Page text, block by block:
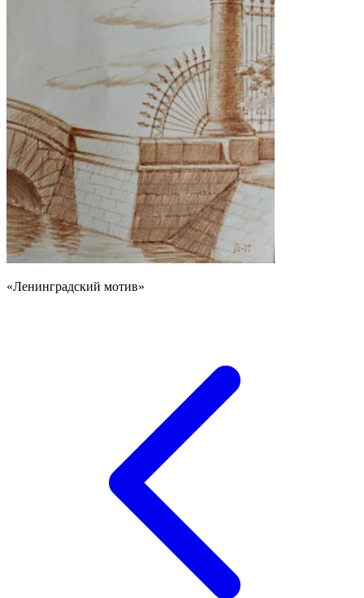
«Ленинградский мотив»